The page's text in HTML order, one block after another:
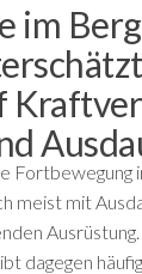
im
Fortbewegung
meist mit
Ausrüstung.
dagegen